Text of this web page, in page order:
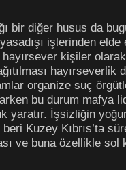
bir diğer husus da
işlerinden
hayırsever kişiler
organize suç
bu durum mafya
yaratır. İşsizliğin
Kuzey Kıbrıs’ta
ve buna özellikle sol